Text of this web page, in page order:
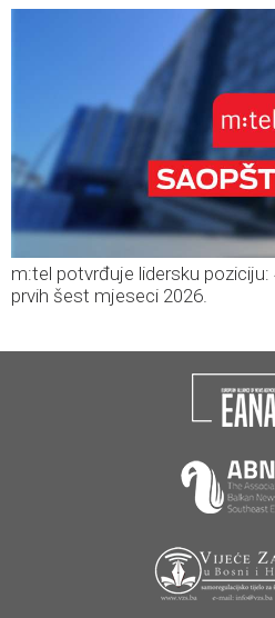
m:tel potvrđuje lidersku
prvih šest mjeseci 2026.